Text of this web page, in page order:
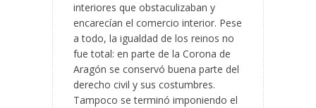
interiores que obstaculizaban y
encarecían el comercio interior. Pese
a todo, la igualdad de los reinos no
fue total: en parte de la Corona de
Aragón se conservó buena parte del
derecho civil y sus costumbres.
Tampoco se terminó imponiendo el